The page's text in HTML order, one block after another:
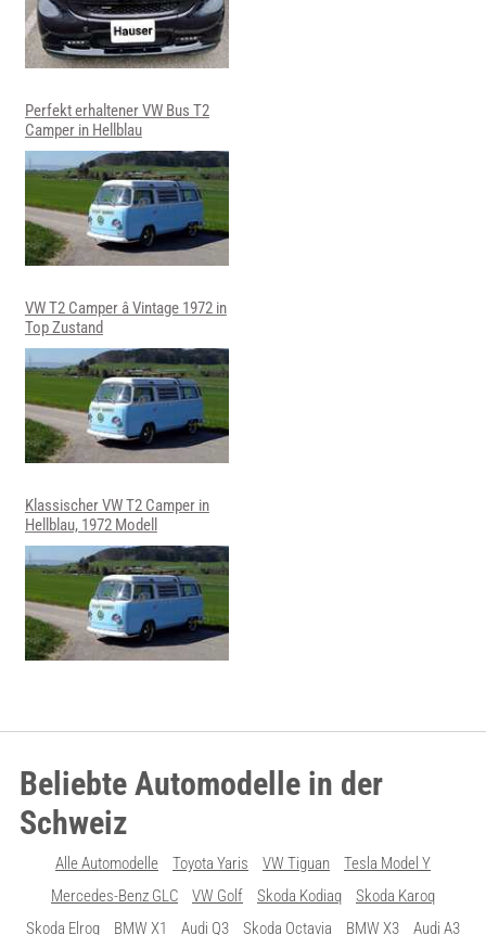
Perfekt erhaltener VW Bus T2
Camper in Hellblau
VW T2 Camper â Vintage 1972 in
Top Zustand
Klassischer VW T2 Camper in
Hellblau, 1972 Modell
Beliebte Automodelle in der
Schweiz
Alle Automodelle Toyota Yaris VW Tiguan
Tesla Model Y
Mercedes-Benz GLC
VW Golf Skoda Kodiaq
Skoda Karoq
Skoda Elroq
BMW X1 Audi Q3 Skoda Octavia BMW X3 Audi A3